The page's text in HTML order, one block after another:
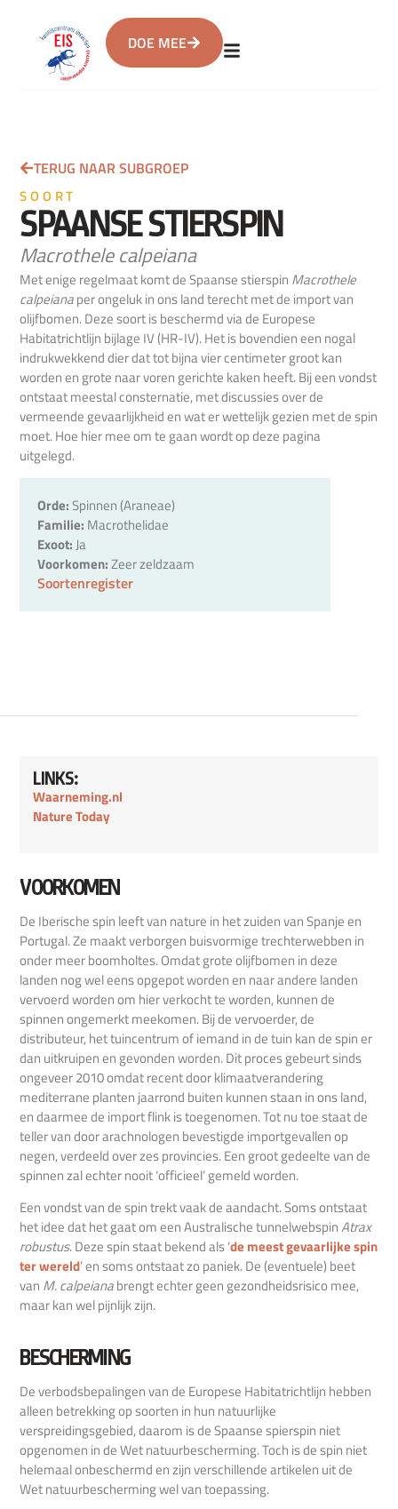
DOE MEE
TERUG NAAR SUBGROEP
SOORT
SPAANSE STIERSPIN
Macrothele calpeiana
Met enige regelmaat komt de Spaanse stierspin Macrothele
calpeianaper ongeluk in ons land terecht met de import van
olijfbomen. Deze soort is beschermd via de Europese
Habitatrichtlijn bijlage IV (HR-IV). Het is bovendien een nogal
indrukwekkend dier dat tot bijna vier centimeter groot kan
worden en grote naar voren gerichte kaken heeft. Bij een vondst
ontstaat meestal consternatie, met discussies over de
vermeende gevaarlijkheid en wat er wettelijk gezien met de spin
moet. Hoe hier mee om te gaan wordt op deze pagina
uitgelegd.
Orde:Spinnen (Araneae)
Familie: Macrothelidae
Exoot:Ja
Voorkomen:Zeer zeldzaam
Soortenregister
LINKS:
Waarneming.nl
Nature Today
VOORKOMEN
De Iberische spin leeft van nature in het zuiden van Spanje en
Portugal. Ze maakt verborgen buisvormige trechterwebben in
onder meer boomholtes. Omdat grote olijfbomen in deze
landen nog wel eens opgepot worden en naar andere landen
vervoerd worden om hier verkocht te worden, kunnen de
spinnen ongemerkt meekomen. Bij de vervoerder, de
distributeur, het tuincentrum of iemand in de tuin kan de spin er
dan uitkruipen en gevonden worden. Dit proces gebeurt sinds
ongeveer 2010 omdat recent door klimaatverandering
mediterrane planten jaarrond buiten kunnen staan in ons land,
en daarmee de import flink is toegenomen. Tot nu toe staat de
teller van door arachnologen bevestigde importgevallen op
negen, verdeeld over zes provincies. Een groot gedeelte van de
spinnen zal echter nooit ‘officieel’ gemeld worden.
Een vondst van de spin trekt vaak de aandacht. Soms ontstaat
het idee dat het gaat om een Australische tunnelwebspinAtrax
robustus. Deze spin staat bekend als ‘de meest gevaarlijke spin
ter wereld’ en soms ontstaat zo paniek. De (eventuele) beet
van M. calpeianabrengt echter geen gezondheidsrisico mee,
maar kan wel pijnlijk zijn.
BESCHERMING
De verbodsbepalingen van de Europese Habitatrichtlijn hebben
alleen betrekking op soorten in hun natuurlijke
verspreidingsgebied, daarom is de Spaanse spierspin niet
opgenomen in de Wet natuurbescherming. Toch is de spin niet
helemaal onbeschermd en zijn verschillende artikelen uit de
Wet natuurbescherming wel van toepassing.